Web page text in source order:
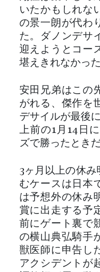
いたかもしれな
の景一朗が代わ
た。ダノンデサ
迎えようとコー
堪えきれなかった
安田兄弟はこの
がれる、傑作を
デサイルが最後
上前の1月14日
ズで勝ったときだ
3ヶ月以上の休
むケースは日本
は予想外の休み
賞に出走する予
前にゲート裏で
の横山典弘騎手
獣医師に申告し
アクシデントが